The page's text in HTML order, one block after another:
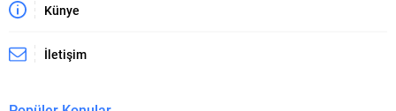
Künye
İletişim